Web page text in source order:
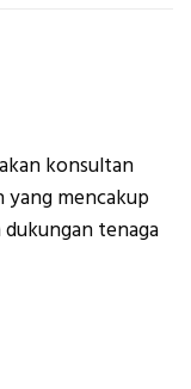
konsultan
yang mencakup
tenaga